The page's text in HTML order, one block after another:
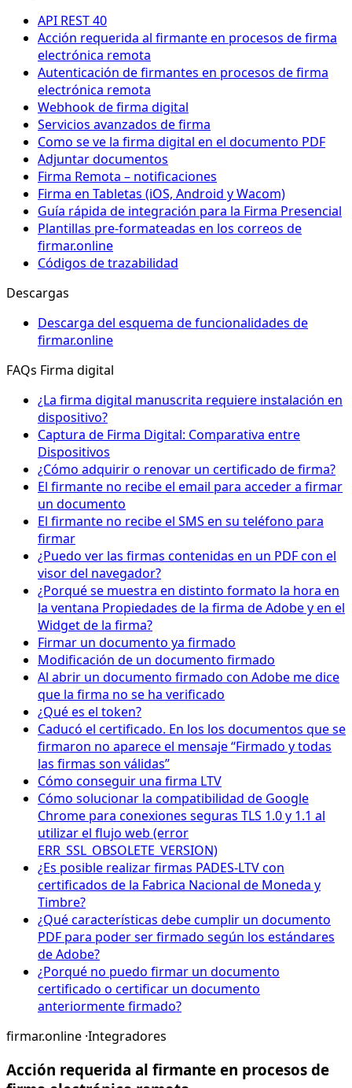
API REST 40
Acción requerida al firmante en procesos de firma
electrónica remota
Autenticación de firmantes en procesos de firma
electrónica remota
Webhook de firma digital
Servicios avanzados de firma
Como se ve la firma digital en el documento PDF
Adjuntar documentos
Firma Remota – notificaciones
Firma en Tabletas (iOS, Android y Wacom)
Guía rápida de integración para la Firma Presencial
Plantillas pre-formateadas en los correos de
firmar.online
Códigos de trazabilidad
Descargas
Descarga del esquema de funcionalidades de
firmar.online
FAQs Firma digital
¿La firma digital manuscrita requiere instalación en
dispositivo?
Captura de Firma Digital: Comparativa entre
Dispositivos
¿Cómo adquirir o renovar un certificado de firma?
El firmante no recibe el email para acceder a firmar
un documento
El firmante no recibe el SMS en su teléfono para
firmar
¿Puedo ver las firmas contenidas en un PDF con el
visor del navegador?
¿Porqué se muestra en distinto formato la hora en
la ventana Propiedades de la firma de Adobe y en el
Widget de la firma?
Firmar un documento ya firmado
Modificación de un documento firmado
Al abrir un documento firmado con Adobe me dice
que la firma no se ha verificado
¿Qué es el token?
Caducó el certificado. En los los documentos que se
firmaron no aparece el mensaje “Firmado y todas
las firmas son válidas”
Cómo conseguir una firma LTV
Cómo solucionar la compatibilidad de Google
Chrome para conexiones seguras TLS 1.0 y 1.1 al
utilizar el flujo web (error
ERR_SSL_OBSOLETE_VERSION)
¿Es posible realizar firmas PADES-LTV con
certificados de la Fabrica Nacional de Moneda y
Timbre?
¿Qué características debe cumplir un documento
PDF para poder ser firmado según los estándares
de Adobe?
¿Porqué no puedo firmar un documento
certificado o certificar un documento
anteriormente firmado?
firmar.online ·Integradores
Acción requerida al firmante en procesos de